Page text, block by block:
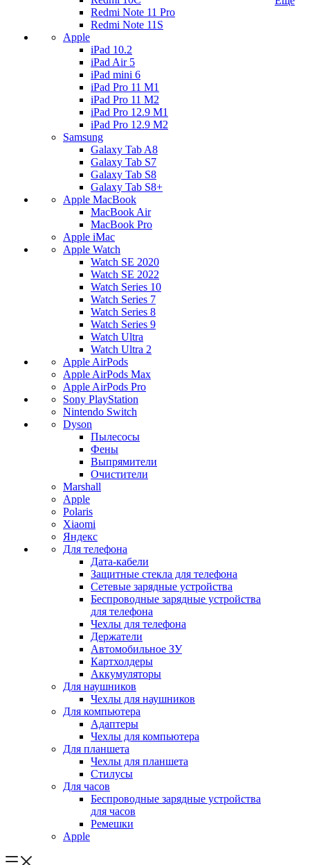
Redmi Note 11 Pro
Redmi Note 11S
Apple
iPad 10.2
iPad Air 5
iPad mini 6
iPad Pro 11 M1
iPad Pro 11 M2
iPad Pro 12.9 M1
iPad Pro 12.9 M2
Samsung
Galaxy Tab A8
Galaxy Tab S7
Galaxy Tab S8
Galaxy Tab S8+
Apple MacBook
MacBook Air
MacBook Pro
Apple iMac
Apple Watch
Watch SE 2020
Watch SE 2022
Watch Series 10
Watch Series 7
Watch Series 8
Watch Series 9
Watch Ultra
Watch Ultra 2
Apple AirPods
Apple AirPods Max
Apple AirPods Pro
Sony PlayStation
Nintendo Switch
Dyson
Пылесосы
Фены
Выпрямители
Очистители
Marshall
Apple
Polaris
Xiaomi
Яндекс
Для телефона
Дата-кабели
Защитные стекла для телефона
Сетевые зарядные устройства
Беспроводные зарядные устройства
для телефона
Чехлы для телефона
Держатели
Автомобильное ЗУ
Картхолдеры
Аккумуляторы
Для наушников
Чехлы для наушников
Для компьютера
Адаптеры
Чехлы для компьютера
Для планшета
Чехлы для планшета
Стилусы
Для часов
Беспроводные зарядные устройства
для часов
Ремешки
Apple